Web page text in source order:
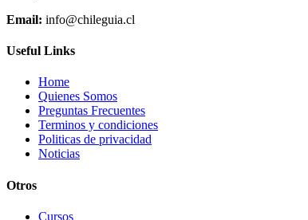
Email: info@chileguia.cl
Useful Links
Home
Quienes Somos
Preguntas Frecuentes
Terminos y condiciones
Politicas de privacidad
Noticias
Otros
Cursos